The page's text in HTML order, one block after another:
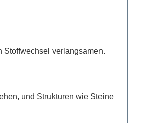
Stoffwechsel verlangsamen.
und Strukturen wie Steine